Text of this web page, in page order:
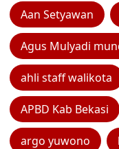
Aan Setyawan
Agus Mulyadi
ahli staff walikota
APBD Kab Bekasi
argo yuwono